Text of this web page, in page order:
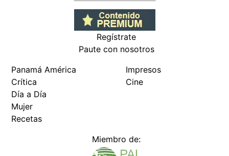
Regístrate
Paute con nosotros
Panamá América
Crítica
Día a Día
Mujer
Recetas
Impresos
Cine
Miembro de: